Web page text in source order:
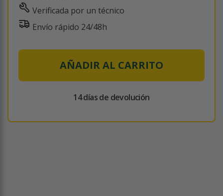
Verificada por un técnico
Envío rápido 24/48h
AÑADIR AL CARRITO
14 días de devolución